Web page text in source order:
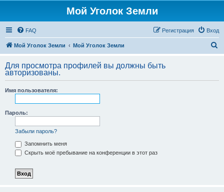
Мой Уголок Земли
FAQ Вход
Регистрация
Мой Уголок Земли Мой Уголок Земли
с
Для просмотра профилей вы должны быть
авторизованы.
Имя пользователя:
Пароль:
Забыли пароль?
Запомнить меня
Скрыть моё пребывание на конференции в этот раз